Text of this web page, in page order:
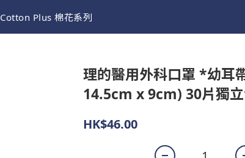
Plus 棉花系列
理的醫用外科口罩 *幼耳
14.5cm x 9cm) 30片獨
HK$46.00